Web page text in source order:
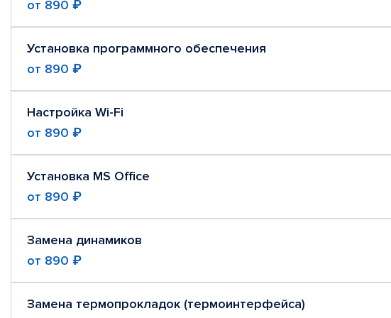
от 890 ₽
Установка программного обеспечения
от 890 ₽
Настройка Wi-Fi
от 890 ₽
Установка MS Office
от 890 ₽
Замена динамиков
от 890 ₽
Замена термопрокладок (термоинтерфейса)